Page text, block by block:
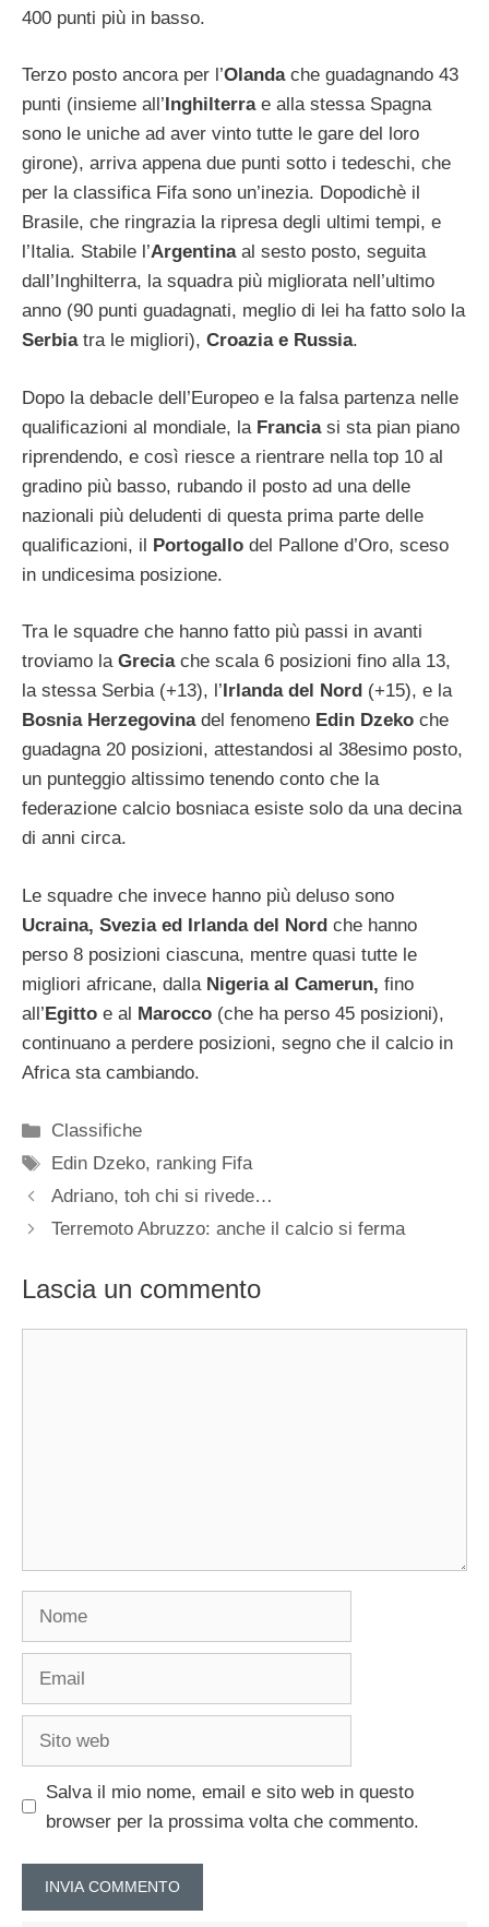
400 punti più in basso.
Terzo posto ancora per l’Olanda che guadagnando 43
punti (insieme all’ Inghilterra e alla stessa Spagna
sono le uniche ad aver vinto tutte le gare del loro
girone), arriva appena due punti sotto i tedeschi, che
per la classifica Fifa sono un’inezia. Dopodichè il
Brasile, che ringrazia la ripresa degli ultimi tempi, e
l’Italia. Stabile l’Argentina al sesto posto, seguita
dall’Inghilterra, la squadra più migliorata nell’ultimo
anno (90 punti guadagnati, meglio di lei ha fatto solo la
Serbia tra le migliori), Croazia e Russia.
Dopo la debacle dell’Europeo e la falsa partenza nelle
qualificazioni al mondiale, la Francia si sta pian piano
riprendendo, e così riesce a rientrare nella top 10 al
gradino più basso, rubando il posto ad una delle
nazionali più deludenti di questa prima parte delle
qualificazioni, il Portogallo del Pallone d’Oro, sceso
in undicesima posizione.
Tra le squadre che hanno fatto più passi in avanti
troviamo la Grecia che scala 6 posizioni fino alla 13,
la stessa Serbia (+13), l’ Irlanda del Nord (+15), e la
Bosnia Herzegovina del fenomeno Edin Dzeko che
guadagna 20 posizioni, attestandosi al 38esimo posto,
un punteggio altissimo tenendo conto che la
federazione calcio bosniaca esiste solo da una decina
di anni circa.
Le squadre che invece hanno più deluso sono
Ucraina, Svezia ed Irlanda del Nord che hanno
perso 8 posizioni ciascuna, mentre quasi tutte le
migliori africane, dalla Nigeria al Camerun, fino
all’Egitto e al Marocco (che ha perso 45 posizioni),
continuano a perdere posizioni, segno che il calcio in
Africa sta cambiando.
Categorie
Classifiche
Tag
Edin Dzeko, ranking Fifa
Adriano, toh chi si rivede…
Terremoto Abruzzo: anche il calcio si ferma
Lascia un commento
Nome
Email
Sito
Salva il mio nome, email e sito web in questo
browser per la prossima volta che commento.